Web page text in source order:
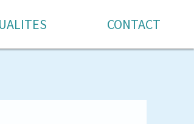
CONTACT